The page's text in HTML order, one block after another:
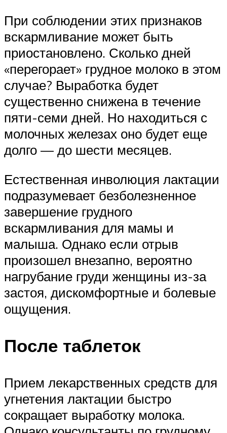
При соблюдении этих признаков
вскармливание может быть
приостановлено. Сколько дней
«перегорает» грудное молоко в этом
случае? Выработка будет
существенно снижена в течение
пяти-семи дней. Но находиться с
молочных железах оно будет еще
долго — до шести месяцев.
Естественная инволюция лактации
подразумевает безболезненное
завершение грудного
вскармливания для мамы и
малыша. Однако если отрыв
произошел внезапно, вероятно
нагрубание груди женщины из-за
застоя, дискомфортные и болевые
ощущения.
После таблеток
Прием лекарственных средств для
угнетения лактации быстро
сокращает выработку молока.